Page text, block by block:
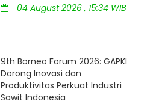
04 August 2026 , 15:34 WIB
9th Borneo Forum 2026: GAPKI
Dorong Inovasi dan
Produktivitas Perkuat Industri
Sawit Indonesia